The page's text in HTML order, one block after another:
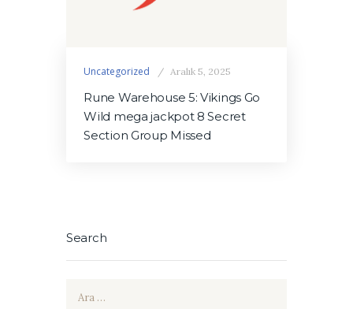
Uncategorized Aralık 5, 2025
Rune Warehouse 5: Vikings Go
Wild mega jackpot 8 Secret
Section Group Missed
Search